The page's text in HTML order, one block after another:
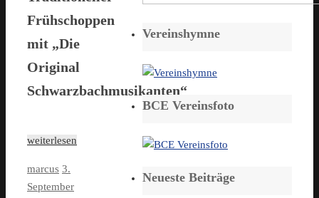
Frühschoppen
mit „Die
Original
Schwarzbachmusikanten“
weiterlesen
marcus 3.
September
Vereinshymne
BCE Vereinsfoto
Neueste Beiträge